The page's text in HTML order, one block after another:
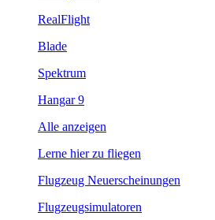
RealFlight
Blade
Spektrum
Hangar 9
Alle anzeigen
Lerne hier zu fliegen
Flugzeug Neuerscheinungen
Flugzeugsimulatoren